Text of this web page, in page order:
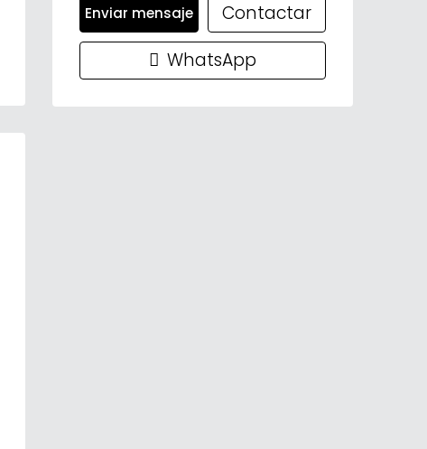
Enviar mensaje
Contactar
WhatsApp